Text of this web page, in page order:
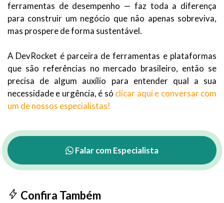
ferramentas de desempenho — faz toda a diferença
para construir um negócio que não apenas sobreviva,
mas prospere de forma sustentável.
A DevRocket é parceira de ferramentas e plataformas
que são referências no mercado brasileiro, então se
precisa de algum auxílio para entender qual a sua
necessidade e urgência, é só clicar aqui e conversar com
um de nossos especialistas!
Falar com Especialista
Confira Também